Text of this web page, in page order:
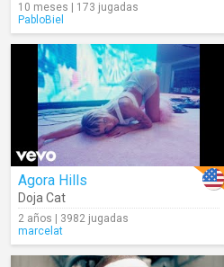
10 meses | 173 jugadas
PabloBiel
Agora Hills
Doja Cat
2 años | 3982 jugadas
marcelat